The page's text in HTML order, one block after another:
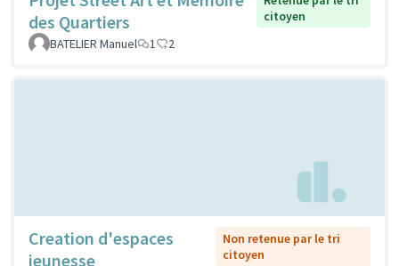
des Quartiers
citoyen
BATELIER Manuel
1 2
Creation d'espaces
jeunesse
Non retenue par le tri
citoyen